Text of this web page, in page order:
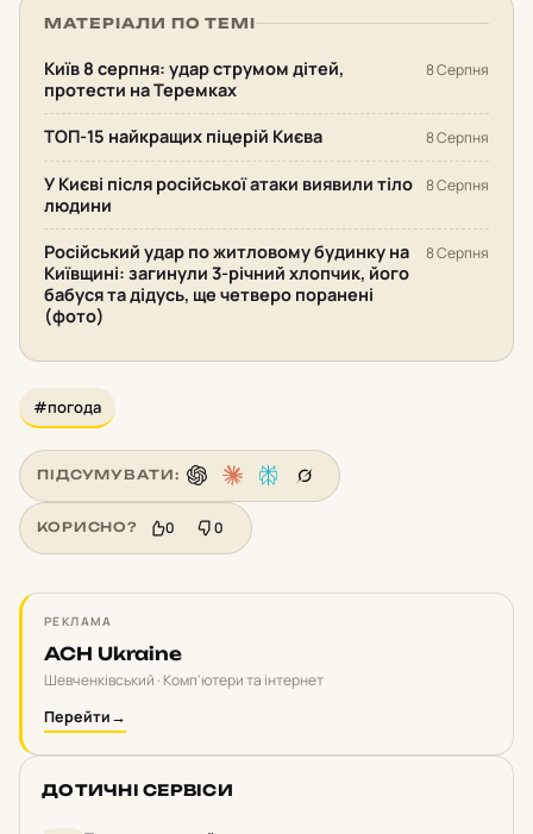
МАТЕРІАЛИ ПО ТЕМІ
Київ 8 серпня: удар струмом дітей,
протести на Теремках
8 Серпня
ТОП-15 найкращих піцерій Києва 8 Серпня
У Києві після російської атаки виявили тіло
людини
8 Серпня
Російський удар по житловому будинку на
Київщині: загинули 3-річний хлопчик, його
бабуся та дідусь, ще четверо поранені
(фото)
8 Серпня
#погода
ПІДСУМУВАТИ:
КОРИСНО? 0 0
РЕКЛАМА
ACH Ukraine
Шевченківський · Комп'ютери та інтернет
Перейти→
ДОТИЧНІ СЕРВІСИ